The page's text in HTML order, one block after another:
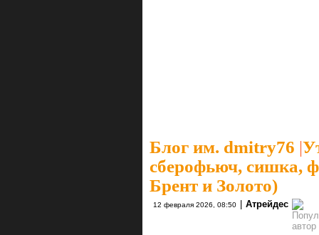
Блог им. dmitry76 |
сберофьюч, сишка,
Брент и Золото)
12 февраля 2026, 08:50 Атрейдес